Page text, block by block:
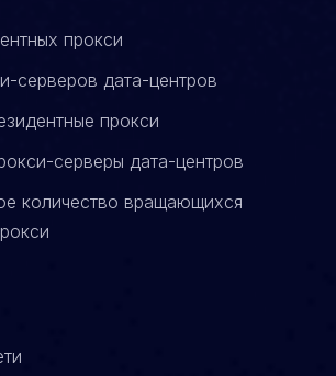
прокси
серверов дата-центров
прокси
серверы дата-центров
количество вращающихся